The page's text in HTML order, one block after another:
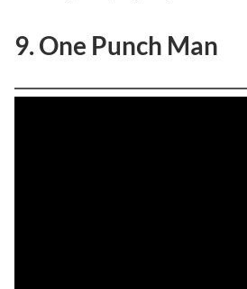
9. One Punch Man